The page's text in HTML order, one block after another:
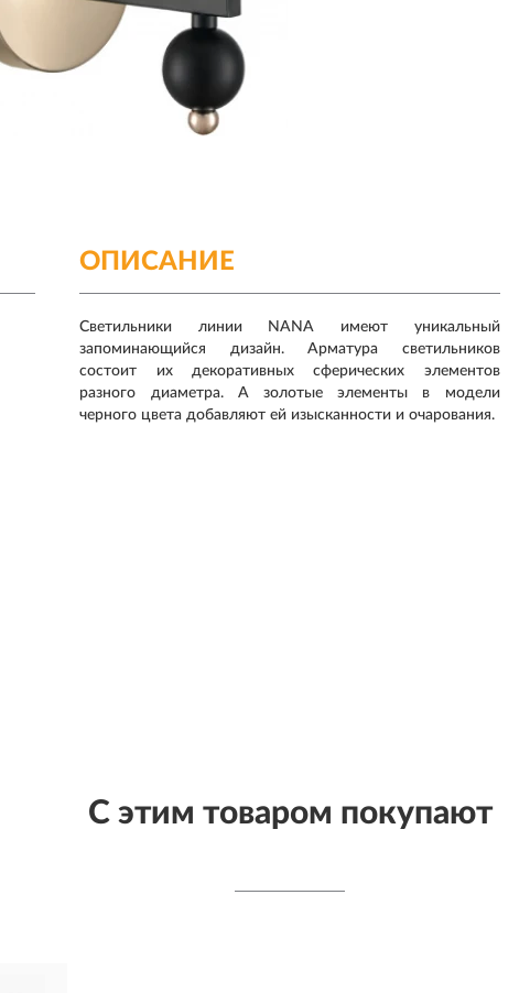
ОПИСАНИЕ
Светильники линии NANA имеют уникальный
запоминающийся дизайн. Арматура светильников
состоит их декоративных сферических элементов
разного диаметра. А золотые элементы в модели
черного цвета добавляют ей изысканности и очарования.
С этим товаром покупают